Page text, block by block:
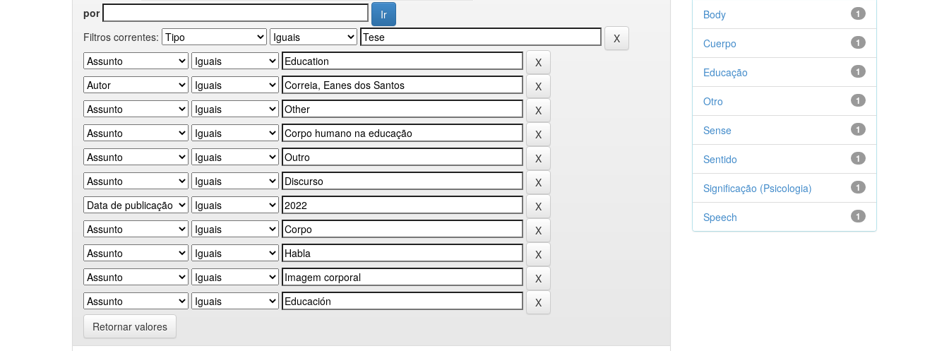
por
Filtros correntes:
Retornar valores
1
Body
1
Cuerpo
1
Educação
1
Otro
1
Sense
1
Sentido
1
Significação (Psicologia)
1
Speech